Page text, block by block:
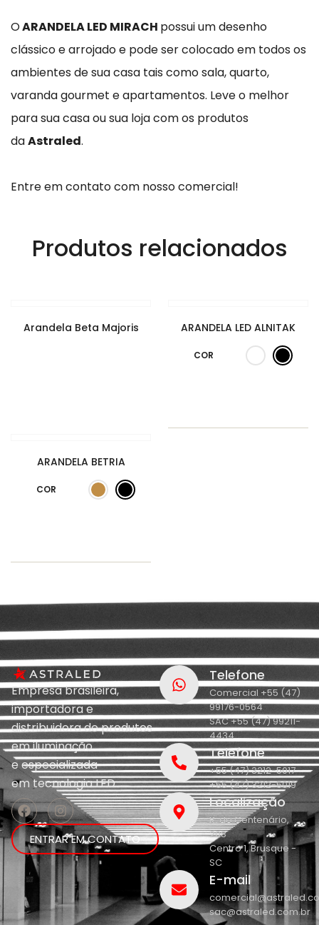
OARANDELA LED MIRACH possui um desenho
clássico e arrojado e pode ser colocado em todos os
ambientes de sua casa tais como sala, quarto,
varanda gourmet e apartamentos. Leve o melhor
para sua casa ou sua loja com os produtos
daAstraled.
Entre em contato com nosso comercial!
Produtos relacionados
Arandela Beta Majoris ARANDELA LED ALNITAK
COR
ARANDELA BETRIA
COR
Empresa brasileira,
importadora e
distribuidora de produtos
em iluminação
eespecializada
emtecnologia LED.
ENTRAR EM CONTATO
Telefone
Comercial +55 (47)
99176-0564
SAC +55 (47) 99211-
4434
Telefone
+55 (47) 3212-5017
+55 (47) 3212-5019
Localização
R. do Centenário,
208
Centro 1, Brusque -
SC
E-mail
sac@astraled.com.br